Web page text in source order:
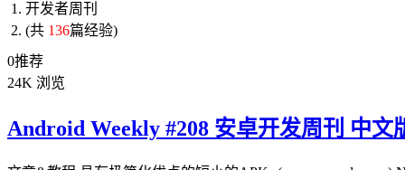
开发者周刊
(共 136篇经验)
0推荐
24K 浏览
Android Weekly #208 安卓开发周刊 中文